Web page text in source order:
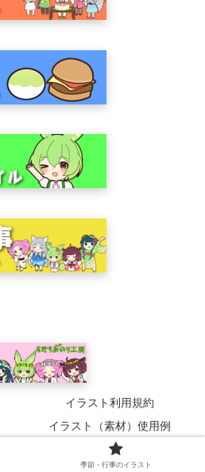
イラスト利用規約
イラスト（素材）使用例
季節・行事のイラスト